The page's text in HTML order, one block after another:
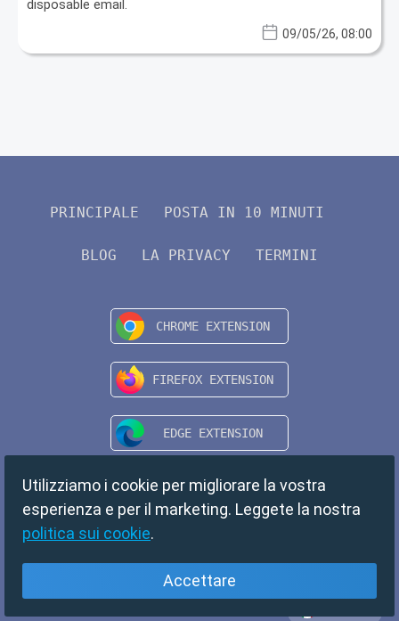
disposable email.
09/05/26, 08:00
PRINCIPALE POSTA IN 10 MINUTI
BLOG LA PRIVACY TERMINI
Utilizziamo i cookie per migliorare la vostra
esperienza e per il marketing. Leggete la nostra
politica sui cookie.
Accettare